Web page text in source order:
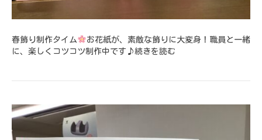
春飾り制作タイム
お花紙が、素敵な飾りに大変身！職員と一緒
に、楽しくコツコツ制作中です♪続きを読む